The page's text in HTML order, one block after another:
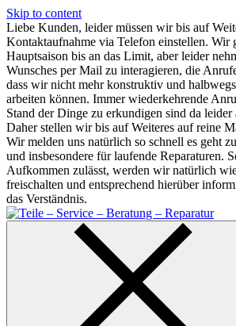
Skip to content
Liebe Kunden, leider müssen wir bis auf
Kontaktaufnahme via Telefon einstellen. Wir
Hauptsaison bis an das Limit, aber leider
Wunsches per Mail zu interagieren, die
dass wir nicht mehr konstruktiv und
arbeiten können. Immer wiederkehrende
Stand der Dinge zu erkundigen sind da
Daher stellen wir bis auf Weiteres auf reine
Wir melden uns natürlich so schnell es geht
und insbesondere für laufende Reparaturen.
Aufkommen zulässt, werden wir natürlich
freischalten und entsprechend hierüber
das Verständnis.